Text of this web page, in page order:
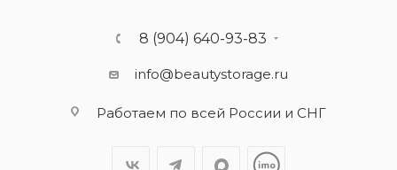
8 (904) 640-93-83
info@beautystorage.ru
Работаем по всей России и СНГ